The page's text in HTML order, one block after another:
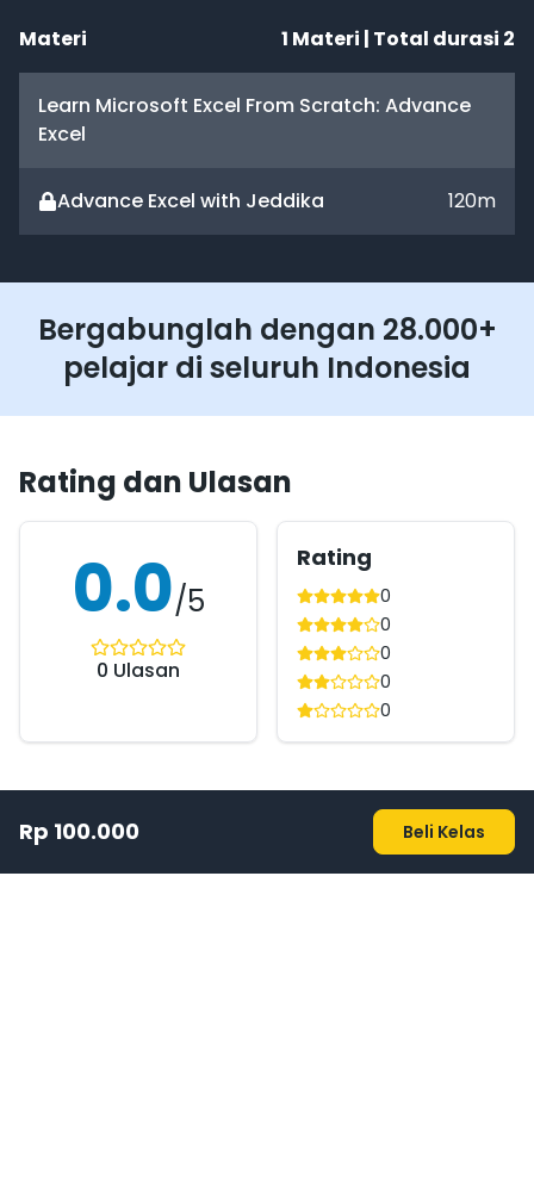
Materi 1 Materi | Total durasi 2
Learn Microsoft Excel From Scratch: Advance
Excel
Advance Excel with Jeddika 120m
Bergabunglah dengan 28.000+
pelajar di seluruh Indonesia
Rating dan Ulasan
0.0/5
0 Ulasan
Rating
0
0
0
0
0
Rp 100.000 Beli Kelas